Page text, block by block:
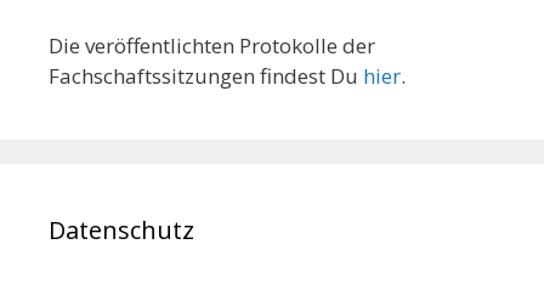
Die veröffentlichten Protokolle der
Fachschaftssitzungen findest Du hier.
Datenschutz